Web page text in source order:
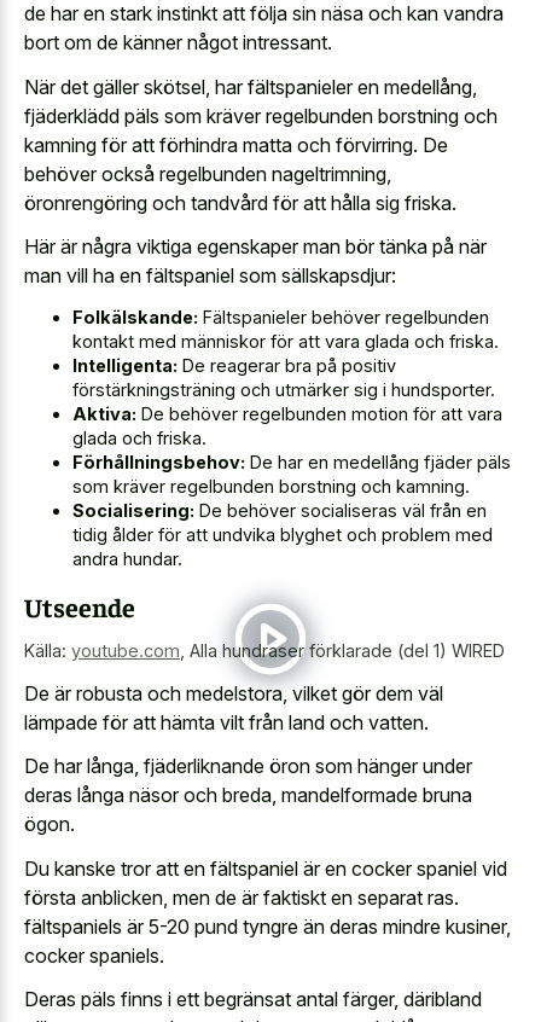
de har en stark instinkt att följa sin näsa och kan vandra
bort om de känner något intressant.
När det gäller skötsel, har fältspanieler en medellång,
fjäderklädd päls som kräver regelbunden borstning och
kamning för att förhindra matta och förvirring. De
behöver också regelbunden nageltrimning,
öronrengöring och tandvård för att hålla sig friska.
Här är några viktiga egenskaper man bör tänka på när
man vill ha en fältspaniel som sällskapsdjur:
Folkälskande: Fältspanieler behöver regelbunden
kontakt med människor för att vara glada och friska.
Intelligenta: De reagerar bra på positiv
förstärkningsträning och utmärker sig i hundsporter.
Aktiva: De behöver regelbunden motion för att vara
glada och friska.
Förhållningsbehov: De har en medellång fjäder päls
som kräver regelbunden borstning och kamning.
Socialisering: De behöver socialiseras väl från en
tidig ålder för att undvika blyghet och problem med
andra hundar.
Utseende
Källa: youtube.com Alla hundraser förklarade (del 1) WIRED
De är robusta och medelstora, vilket gör dem väl
lämpade för att hämta vilt från land och vatten.
De har långa, fjäderliknande öron som hänger under
deras långa näsor och breda, mandelformade bruna
ögon.
Du kanske tror att en fältspaniel är en cocker spaniel vid
första anblicken, men de är faktiskt en separat ras.
fältspaniels är 5-20 pund tyngre än deras mindre kusiner,
cocker spaniels.
Deras päls finns i ett begränsat antal färger, däribland